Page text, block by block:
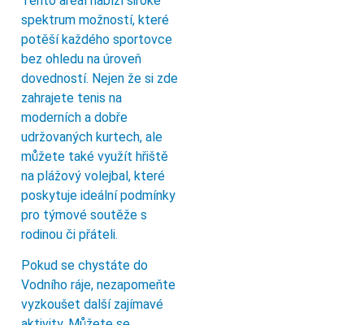
spektrum možností, které
potěší každého sportovce
bez ohledu na úroveň
dovedností. Nejen že si zde
zahrajete tenis na
moderních a dobře
udržovaných kurtech, ale
můžete také využít hřiště
na plážový volejbal, které
poskytuje ideální podmínky
pro týmové soutěže s
rodinou či přáteli.
Pokud se chystáte do
Vodního ráje, nezapomeňte
vyzkoušet další zajímavé